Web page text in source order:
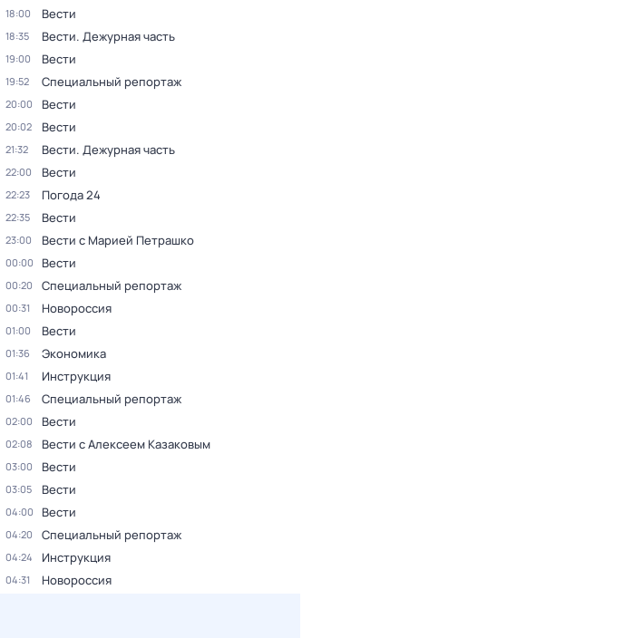
18:00 Вести
18:35 Вести. Дежурная часть
19:00 Вести
19:52 Специальный репортаж
20:00 Вести
20:02 Вести
21:32 Вести. Дежурная часть
22:00 Вести
22:23 Погода 24
22:35 Вести
23:00 Вести с Марией Петрашко
00:00 Вести
00:20 Специальный репортаж
00:31 Новороссия
01:00 Вести
01:36 Экономика
01:41 Инструкция
01:46 Специальный репортаж
02:00 Вести
02:08 Вести с Алексеем Казаковым
03:00 Вести
03:05 Вести
04:00 Вести
04:20 Специальный репортаж
04:24 Инструкция
04:31 Новороссия